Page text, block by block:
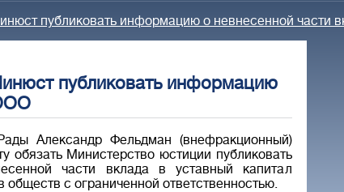
публиковать информацию о невнесенной части
публиковать информацию
Александр Фельдман (внефракционный)
обязать Министерство юстиции публиковать
части вклада в уставный капитал
обществ с ограниченной ответственностью.